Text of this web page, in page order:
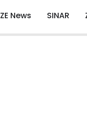
ZE News SINAR